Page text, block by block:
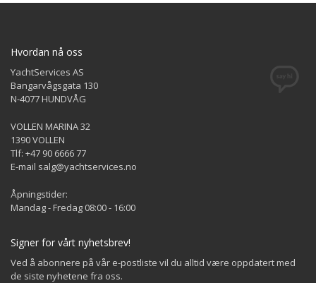
Hvordan nå oss
YachtServices AS
Bangarvågsgata 130
N-4077 HUNDVÅG
VOLLEN MARINA 32
1390 VOLLEN
Tlf: +47 90 6666 77
E-mail salg@yachtservices.no
Åpningstider:
Mandag - Fredag 08:00 - 16:00
Signer for vårt nyhetsbrev!
Ved å abonnere på vår e-postliste vil du alltid være oppdatert med
de siste nyhetene fra oss.